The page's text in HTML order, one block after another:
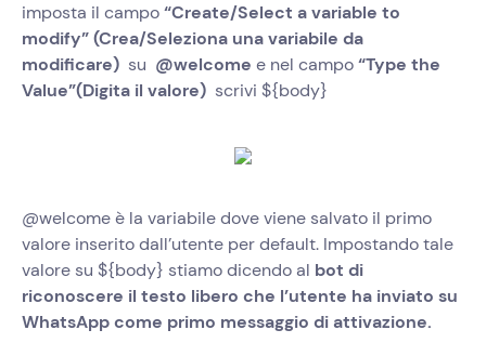
imposta il campo“Create/Select a variable to
modify” (Crea/Seleziona una variabile da
modificare) su @welcome e nel campo“Type the
Value”(Digita il valore) scrivi ${body}
@welcome è la variabile dove viene salvato il primo
valore inserito dall’utente per default. Impostando tale
valore su ${body} stiamo dicendo al bot di
riconoscere il testo libero che l’utente ha inviato su
WhatsApp come primo messaggio di attivazione.